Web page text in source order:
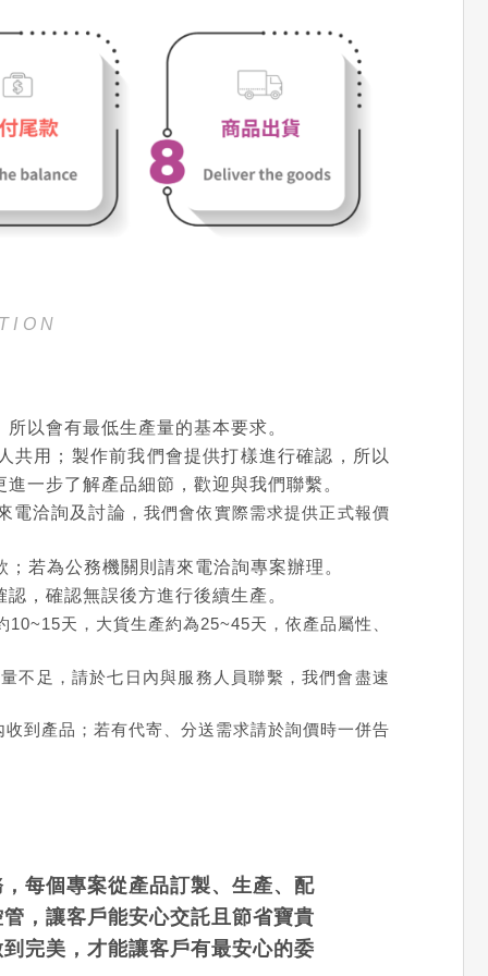
以會有最低生產量的基本要求。
共用；製作前我們會提供打樣進行確認，所以
一步了解產品細節，歡迎與我們聯繫。
電洽詢及討論 ，我們會依實際需求提供正式報價
若為公務機關則請來電洽詢專案辦理。
，確認無誤後方進行後續生產。
天，大貨生產約為25~45天，依產品屬性、
不足，請於七日內與服務人員聯繫，我們會盡速
到產品；若有代寄、分送需求請於詢價時一併告
每個專案從產品訂製、生產、配
，讓客戶能安心交託且節省寶貴
完美，才能讓客戶有最安心的委